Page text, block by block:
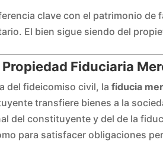
clave con el patrimonio de
El bien sigue siendo del
Propiedad Fiduciaria
del fideicomiso civil, lafiducia
transfiere bienes a la
del constituyente y del de la
para satisfacer obligaciones